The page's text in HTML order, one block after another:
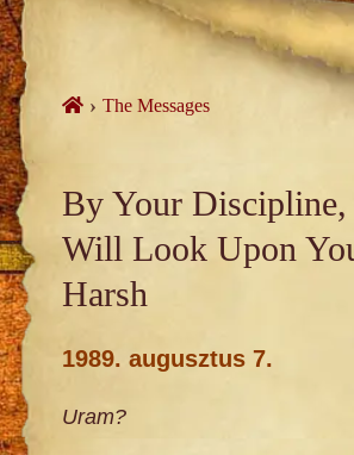
Skip
to
content
›The Messages
By Your Discipline,
Will Look Upon
Harsh
1989. augusztus 7.
Uram?